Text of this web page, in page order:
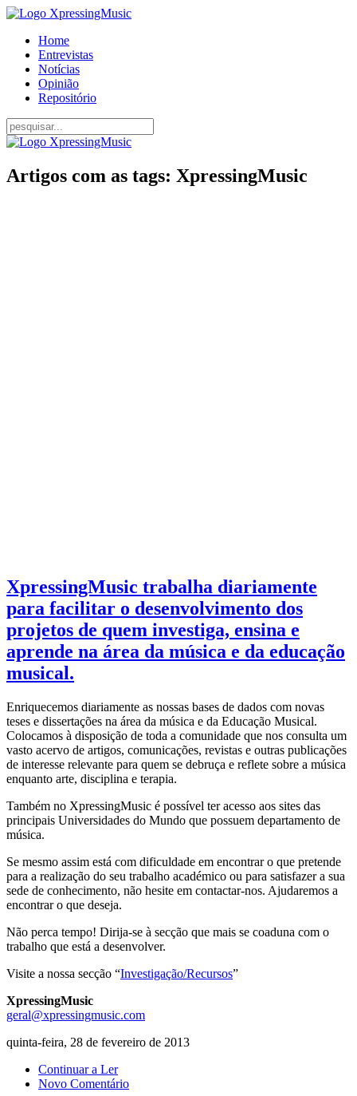
Home
Entrevistas
Notícias
Opinião
Repositório
Artigos com as tags: XpressingMusic
XpressingMusic trabalha diariamente
para facilitar o desenvolvimento dos
projetos de quem investiga, ensina e
aprende na área da música e da educação
musical.
Enriquecemos diariamente as nossas bases de dados com novas
teses e dissertações na área da música e da Educação Musical.
Colocamos à disposição de toda a comunidade que nos consulta um
vasto acervo de artigos, comunicações, revistas e outras publicações
de interesse relevante para quem se debruça e reflete sobre a música
enquanto arte, disciplina e terapia.
Também no XpressingMusic é possível ter acesso aos sites das
principais Universidades do Mundo que possuem departamento de
música.
Se mesmo assim está com dificuldade em encontrar o que pretende
para a realização do seu trabalho académico ou para satisfazer a sua
sede de conhecimento, não hesite em contactar-nos. Ajudaremos a
encontrar o que deseja.
Não perca tempo! Dirija-se à secção que mais se coaduna com o
trabalho que está a desenvolver.
Visite a nossa secção “Investigação/Recursos”
XpressingMusic
geral@xpressingmusic.com
quinta-feira, 28 de fevereiro de 2013
Continuar a Ler
Novo Comentário